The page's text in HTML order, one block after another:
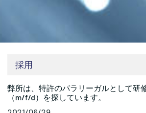
採用
弊所は、特許のパラリーガルとして研
（m/f/d）を探しています。